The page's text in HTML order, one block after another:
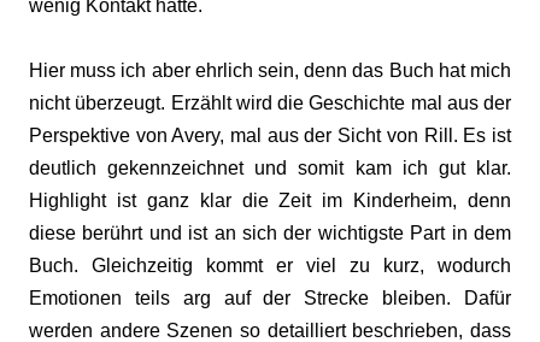
wenig Kontakt hatte.
Hier muss ich aber ehrlich sein, denn das Buch hat mich
nicht überzeugt. Erzählt wird die Geschichte mal aus der
Perspektive von Avery, mal aus der Sicht von Rill. Es ist
deutlich gekennzeichnet und somit kam ich gut klar.
Highlight ist ganz klar die Zeit im Kinderheim, denn
diese berührt und ist an sich der wichtigste Part in dem
Buch. Gleichzeitig kommt er viel zu kurz, wodurch
Emotionen teils arg auf der Strecke bleiben. Dafür
werden andere Szenen so detailliert beschrieben, dass